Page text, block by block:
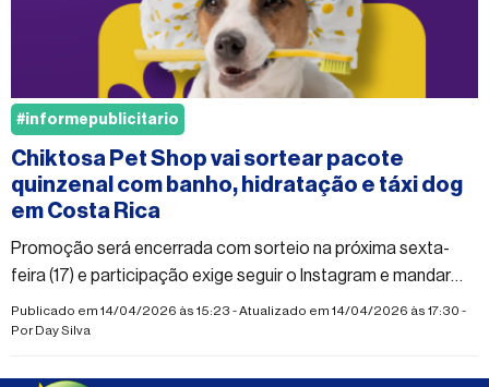
Chiktosa Pet Shop vai sortear pacote
quinzenal com banho, hidratação e táxi dog
em Costa Rica
Promoção será encerrada com sorteio na próxima sexta-
feira (17) e participação exige seguir o Instagram e mandar
mensagem no WhatsApp da loja
Publicado em 14/04/2026 às 15:23 - Atualizado em 14/04/2026 às 17:30 -
PorDay Silva
#informepublicitario